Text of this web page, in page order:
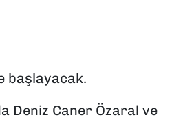
başlayacak.
Deniz Caner Özaral ve